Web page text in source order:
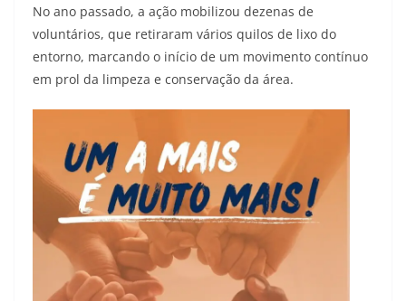
No ano passado, a ação mobilizou dezenas de
voluntários, que retiraram vários quilos de lixo do
entorno, marcando o início de um movimento contínuo
em prol da limpeza e conservação da área.